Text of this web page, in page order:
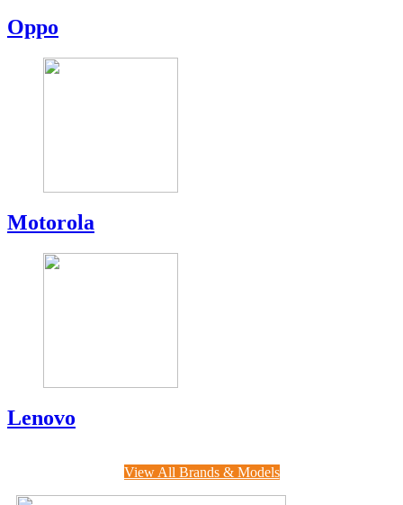
Oppo
Motorola
Lenovo
View All Brands & Models